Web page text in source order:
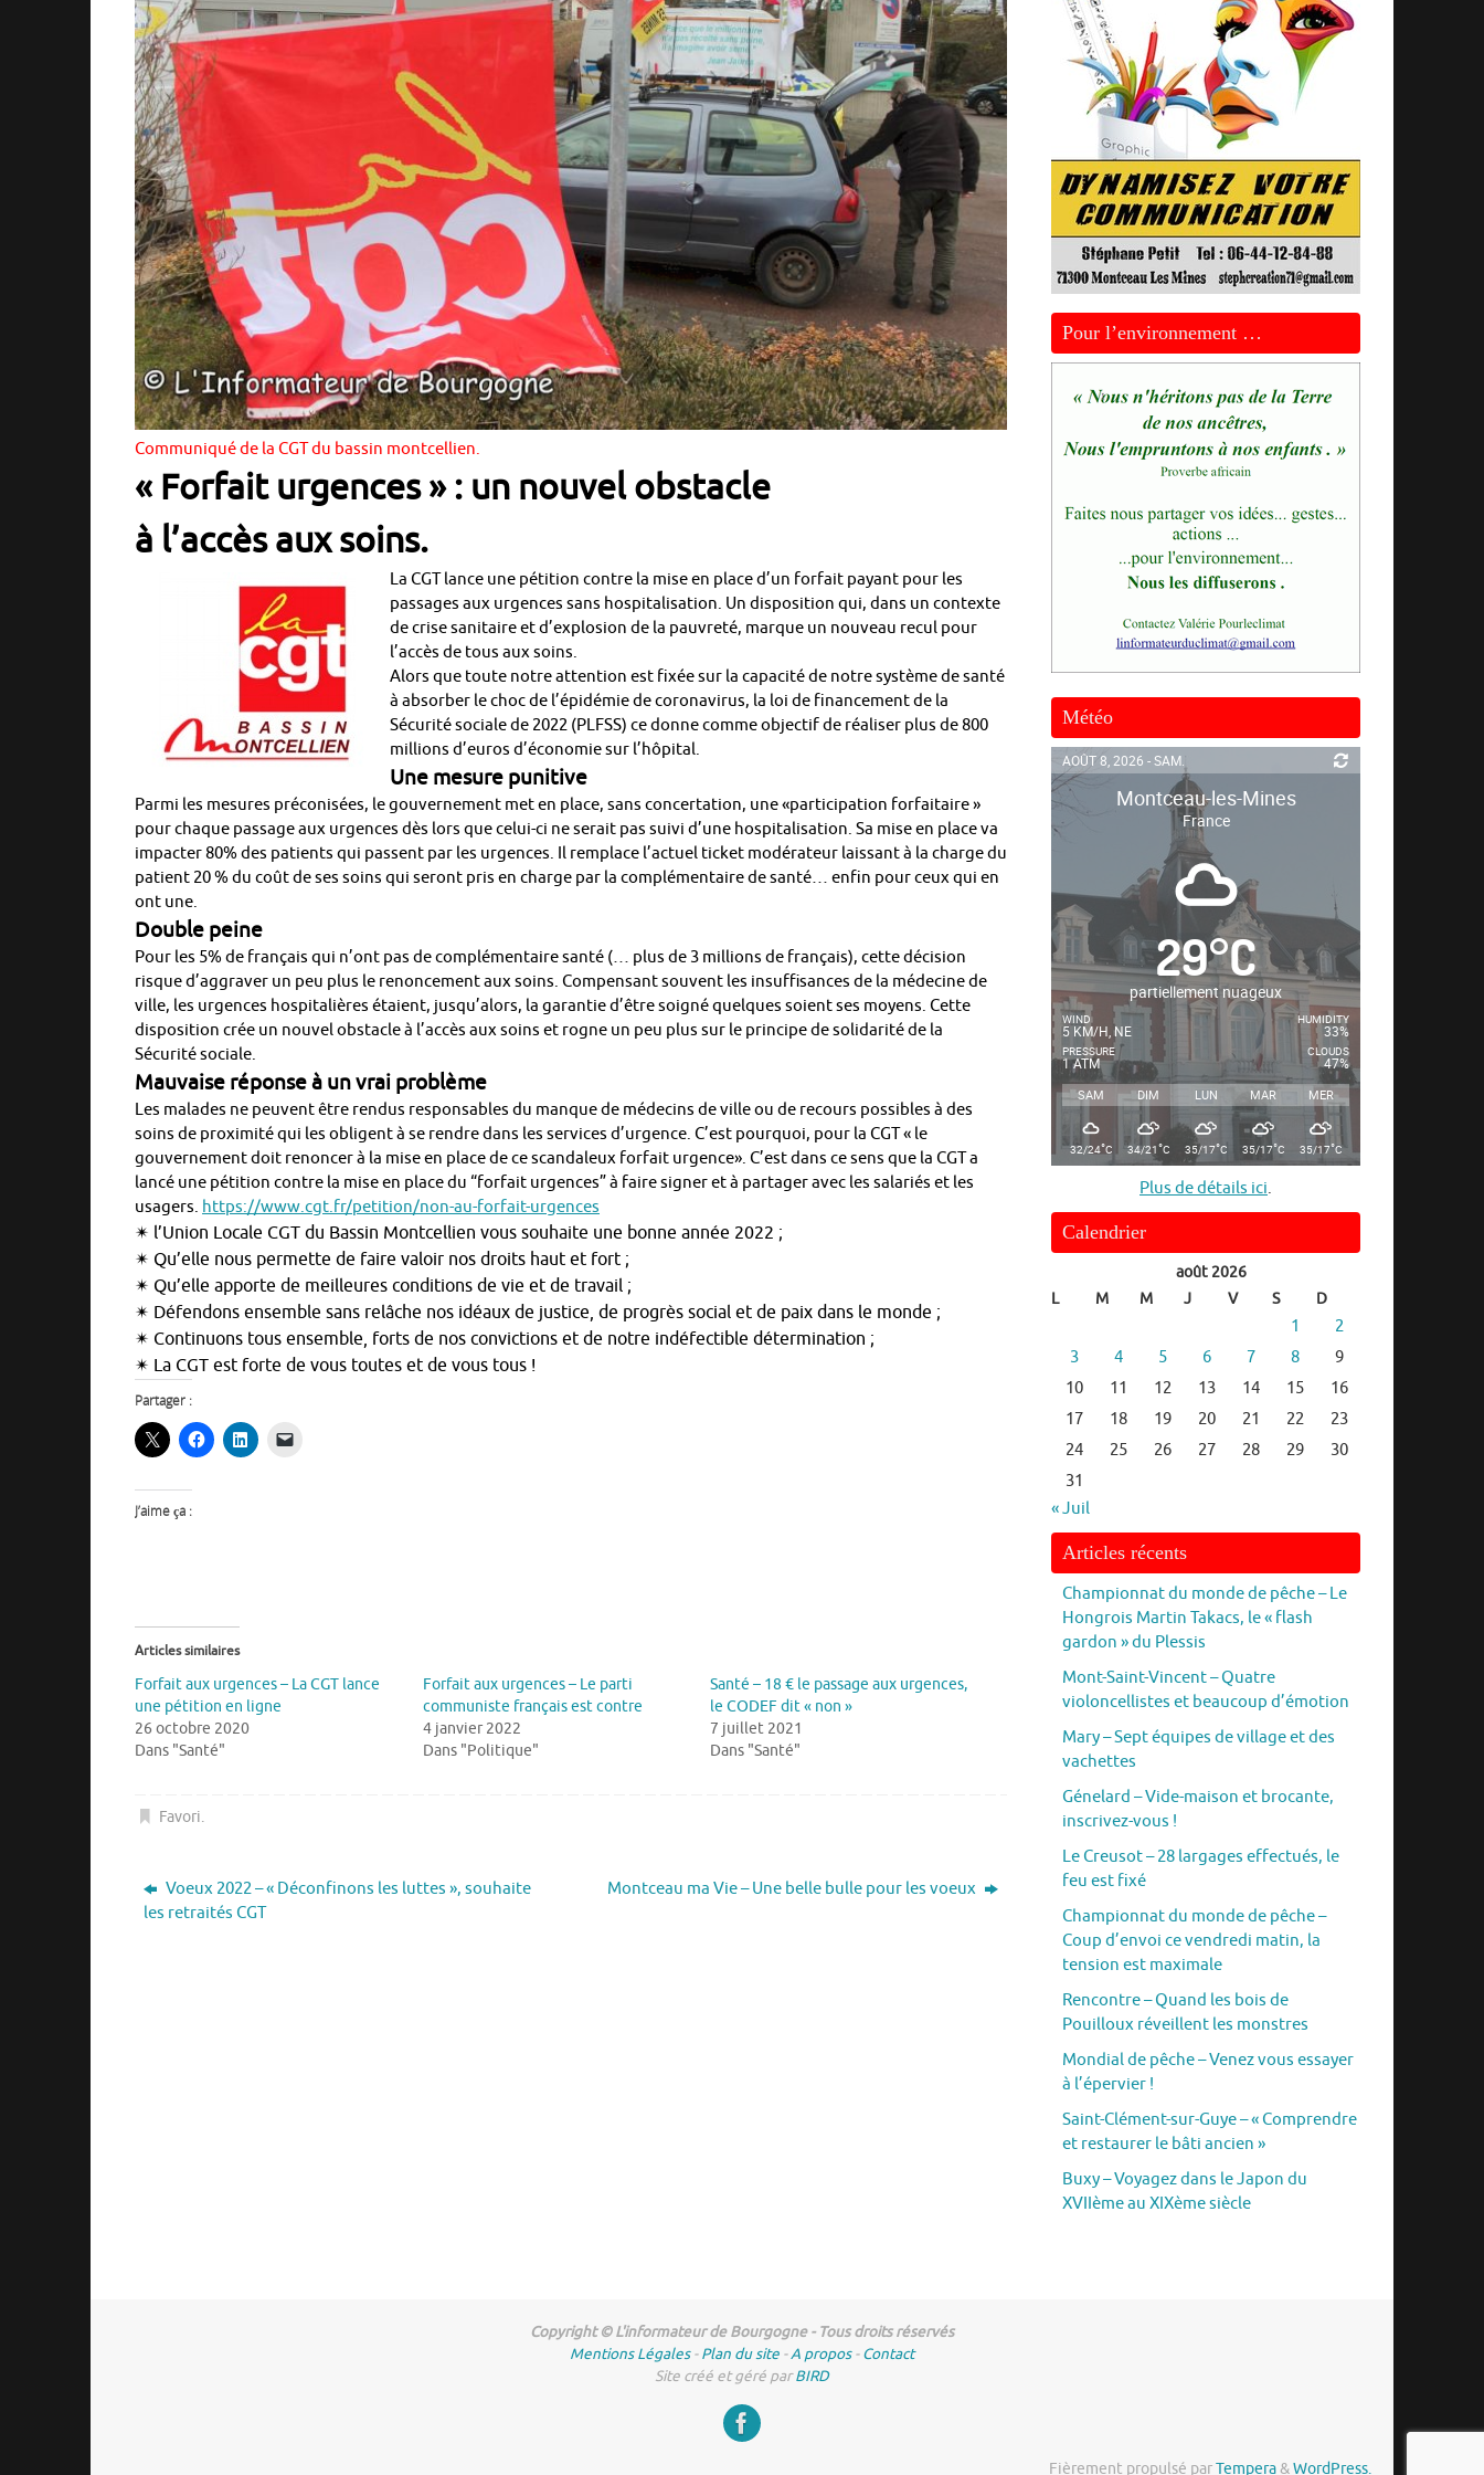
Communiqué de la CGT du bassin montcellien.
« Forfait urgences » : un nouvel obstacle
à l’accès aux soins.
La CGT lance une pétition contre la mise en place d’un forfait payant pour les
passages aux urgences sans hospitalisation. Un disposition qui, dans un contexte
de crise sanitaire et d’explosion de la pauvreté, marque un nouveau recul pour
l’accès de tous aux soins.
Alors que toute notre attention est fixée sur la capacité de notre système de santé
à absorber le choc de l’épidémie de coronavirus, la loi de financement de la
Sécurité sociale de 2022 (PLFSS) ce donne comme objectif de réaliser plus de 800
millions d’euros d’économie sur l’hôpital.
Une mesure punitive
Parmi les mesures préconisées, le gouvernement met en place, sans concertation, une «participation forfaitaire »
pour chaque passage aux urgences dès lors que celui-ci ne serait pas suivi d’une hospitalisation. Sa mise en place va
impacter 80% des patients qui passent par les urgences. Il remplace l’actuel ticket modérateur laissant à la charge du
patient 20 % du coût de ses soins qui seront pris en charge par la complémentaire de santé… enfin pour ceux qui en
ont une.
Double peine
Pour les 5% de français qui n’ont pas de complémentaire santé (… plus de 3 millions de français), cette décision
risque d’aggraver un peu plus le renoncement aux soins. Compensant souvent les insuffisances de la médecine de
ville, les urgences hospitalières étaient, jusqu’alors, la garantie d’être soigné quelques soient ses moyens. Cette
disposition crée un nouvel obstacle à l’accès aux soins et rogne un peu plus sur le principe de solidarité de la
Sécurité sociale.
Mauvaise réponse à un vrai problème
Les malades ne peuvent être rendus responsables du manque de médecins de ville ou de recours possibles à des
soins de proximité qui les obligent à se rendre dans les services d’urgence. C’est pourquoi, pour la CGT « le
gouvernement doit renoncer à la mise en place de ce scandaleux forfait urgence». C’est dans ce sens que la CGT a
lancé une pétition contre la mise en place du “forfait urgences” à faire signer et à partager avec les salariés et les
usagers. https://www.cgt.fr/petition/non-au-forfait-urgences
✴ l’Union Locale CGT du Bassin Montcellien vous souhaite une bonne année 2022 ;
✴ Qu’elle nous permette de faire valoir nos droits haut et fort ;
✴ Qu’elle apporte de meilleures conditions de vie et de travail ;
✴ Défendons ensemble sans relâche nos idéaux de justice, de progrès social et de paix dans le monde ;
✴ Continuons tous ensemble, forts de nos convictions et de notre indéfectible détermination ;
✴ La CGT est forte de vous toutes et de vous tous !
Partager :
J’aime ça :
Articles similaires
Forfait aux urgences – La CGT lance
une pétition en ligne
26 octobre 2020
Dans "Santé"
Forfait aux urgences – Le parti
communiste français est contre
4 janvier 2022
Dans "Politique"
Santé – 18 € le passage aux urgences,
le CODEF dit « non »
7 juillet 2021
Dans "Santé"
Favori.
Voeux 2022 – « Déconfinons les luttes », souhaite
les retraités CGT
Montceau ma Vie – Une belle bulle pour les voeux
Pour l’environnement …
Météo
AOÛT 8, 2026 - SAM.
Montceau-les-Mines
France
29°C
partiellement nuageux
WIND
5 KM/H, NE
PRESSURE
1 ATM
HUMIDITY
33%
CLOUDS
47%
SAM DIM LUN MAR MER
32/24°C 34/21°C 35/17°C 35/17°C 35/17°C
Plus de détails ici.
Calendrier
août 2026
L
M M J V S D
1
2
3
4 5 6 7 8
9
10
11 12 13 14 15
16
17
18 19 20 21 22
23
24
25 26 27 28 29
30
31
« Juil
Articles récents
Championnat du monde de pêche – Le
Hongrois Martin Takacs, le « flash
gardon » du Plessis
Mont-Saint-Vincent – Quatre
violoncellistes et beaucoup d’émotion
Mary – Sept équipes de village et des
vachettes
Génelard – Vide-maison et brocante,
inscrivez-vous !
Le Creusot – 28 largages effectués, le
feu est fixé
Championnat du monde de pêche –
Coup d’envoi ce vendredi matin, la
tension est maximale
Rencontre – Quand les bois de
Pouilloux réveillent les monstres
Mondial de pêche – Venez vous essayer
à l’épervier !
Saint-Clément-sur-Guye – « Comprendre
et restaurer le bâti ancien »
Buxy – Voyagez dans le Japon du
XVIIème au XIXème siècle
Copyright © L'informateur de Bourgogne - Tous droits réservés
Mentions Légales-Plan du site -A propos-Contact
Site créé et géré parBIRD
Fièrement propulsé parTempera&WordPress.